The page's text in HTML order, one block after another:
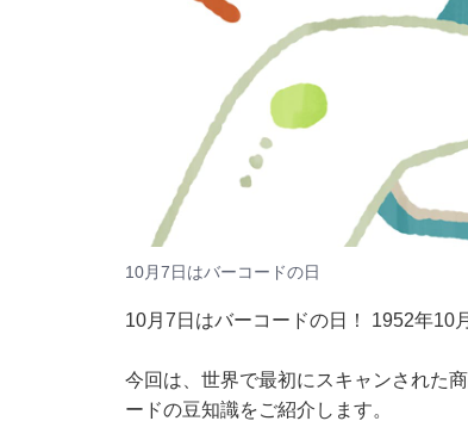
10月7日はバーコードの日
10月7日はバーコードの日！ 1952年10
今回は、世界で最初にスキャンされた
ードの豆知識をご紹介します。